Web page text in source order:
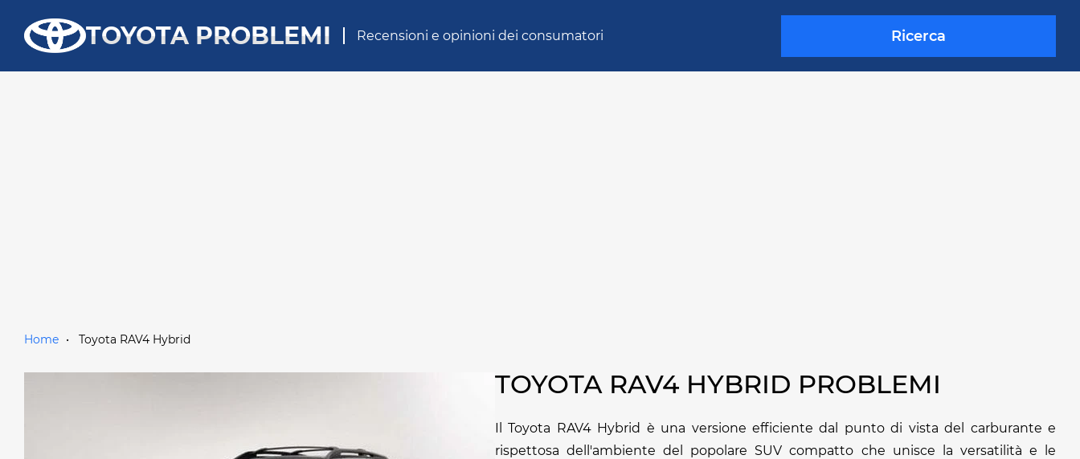
TOYOTA PROBLEMI Recensioni e opinioni dei consumatori Ricerca
Home Toyota RAV4 Hybrid
TOYOTA RAV4 HYBRID PROBLEMI
Il Toyota RAV4 Hybrid è una versione efficiente dal punto di vista del carburante e
rispettosa dell'ambiente del popolare SUV compatto che unisce la versatilità e le